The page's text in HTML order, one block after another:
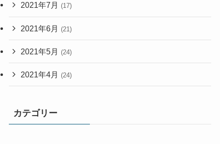
2021年7月 (17)
2021年6月 (21)
2021年5月 (24)
2021年4月 (24)
カテゴリー